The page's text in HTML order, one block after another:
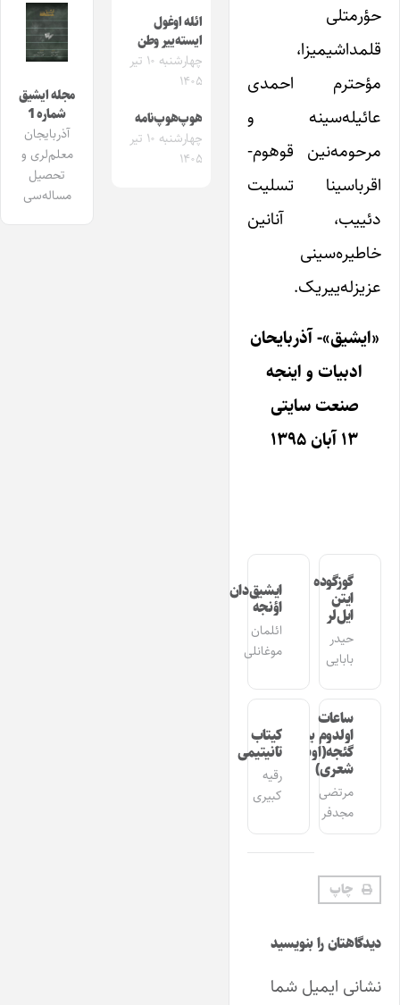
حؤرمتلی
قلمداشیمیزا،
مؤحترم احمدی
عائیله‌سینه و
مرحومه‌نین قوهوم-
اقرباسینا تسلیت
دئییب، آنانین
خاطیره‌سینی
عزیزله‌ییریک.
«ایشیق»- آذربایحان
ادبیات و اینجه
صنعت سایتی
۱۳ آبان ۱۳۹۵
گوزگوده
ایتن
ایل‌لر
حیدر
بابایی
ایشیق‌دان
اؤنجه
ائلمان
موغانلی
ساعات
اولدوم بیر
گئجه(اوشاق
شعری)
مرتضی
مجدفر
کیتاب
تانیتیمی
رقیه
کبیری
چاپ
دیدگاهتان را بنویسید
نشانی ایمیل شما
ائله اوغول
ایسته‌ییر وطن
چهارشنبه ۱۰ تیر
۱۴۰۵
هوپ‌هوپ‌نامه
چهارشنبه ۱۰ تیر
۱۴۰۵
مجله ایشیق
شماره 1
آذربایجان
معلم‌لری و
تحصیل
مساله‌سی